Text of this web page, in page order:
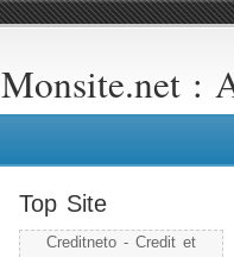
Monsite.net :
Top Site
Creditneto - Credit et